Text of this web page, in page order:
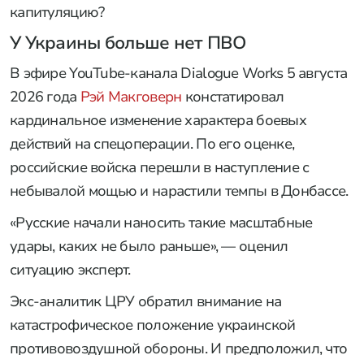
капитуляцию?
У Украины больше нет ПВО
В эфире YouTube-канала Dialogue Works 5 августа
2026 года Рэй Макговерн констатировал
кардинальное изменение характера боевых
действий на спецоперации. По его оценке,
российские войска перешли в наступление с
небывалой мощью и нарастили темпы в Донбассе.
«Русские начали наносить такие масштабные
удары, каких не было раньше», — оценил
ситуацию эксперт.
Экс-аналитик ЦРУ обратил внимание на
катастрофическое положение украинской
противовоздушной обороны. И предположил, что